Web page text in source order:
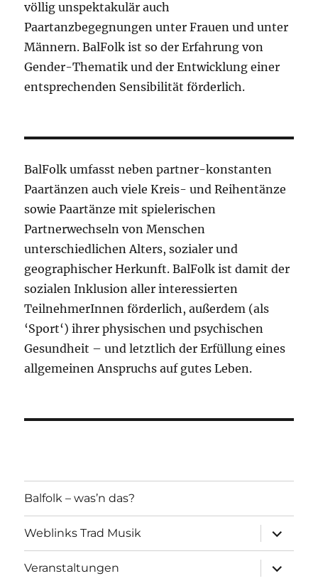
völlig unspektakulär auch
Paartanzbegegnungen unter Frauen und unter
Männern. BalFolk ist so der Erfahrung von
Gender-Thematik und der Entwicklung einer
entsprechenden Sensibilität förderlich.
BalFolk umfasst neben partner-konstanten
Paartänzen auch viele Kreis- und Reihentänze
sowie Paartänze mit spielerischen
Partnerwechseln von Menschen
unterschiedlichen Alters, sozialer und
geographischer Herkunft. BalFolk ist damit der
sozialen Inklusion aller interessierten
TeilnehmerInnen förderlich, außerdem (als
‘Sport‘) ihrer physischen und psychischen
Gesundheit – und letztlich der Erfüllung eines
allgemeinen Anspruchs auf gutes Leben.
Balfolk – was’n das?
Weblinks Trad Musik
öffnen
Veranstaltungen
öffnen